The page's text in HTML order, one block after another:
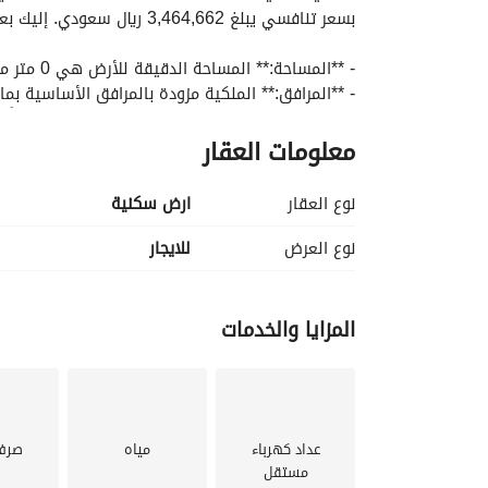
بسعر تنافسي يبلغ 3,464,662 ريال سعودي. إليك بعض الميزات التي تبرز الملكية:
- **المساحة:** المساحة الدقيقة للأرض هي 0 متر مربع، مما يوفر المرونة التي تحتاجها.
- **المرافق:** الملكية مزودة بالمرافق الأساسية
- الكهرباء: جاهزة للتوصيل الفوري مما يضمن
- إمدادات المياه: مصدر موثوق للمياه متاح
- الصرف الصحي: أنظمة صرف صحي مناسبة للتحكم
الشخصي.
معلومات العقار
نوع العقار
ارض سكنية
نوع العرض
للايجار
المزايا والخدمات
عداد كهرباء
مستقل
مياه